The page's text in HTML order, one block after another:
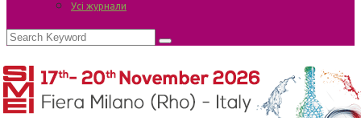
Усі журнали